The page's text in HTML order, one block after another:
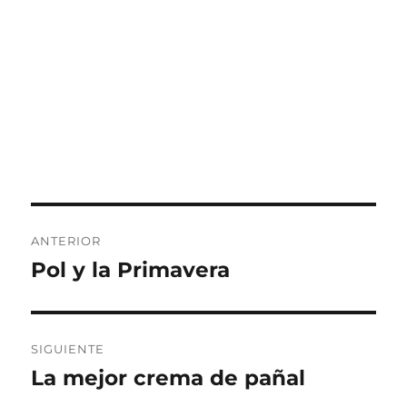
de
ANTERIOR
Entrada
Pol y la Primavera
SIGUIENTE
Entrada
La mejor crema de pañal